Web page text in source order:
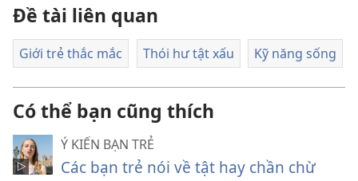
Đề tài liên quan
Giới trẻ thắc mắc Thói hư tật xấu Kỹ năng sống
Có thể bạn cũng thích
Ý KIẾN BẠN TRẺ
Các bạn trẻ nói về tật hay chần chừ